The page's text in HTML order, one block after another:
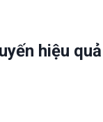
hiệu quả